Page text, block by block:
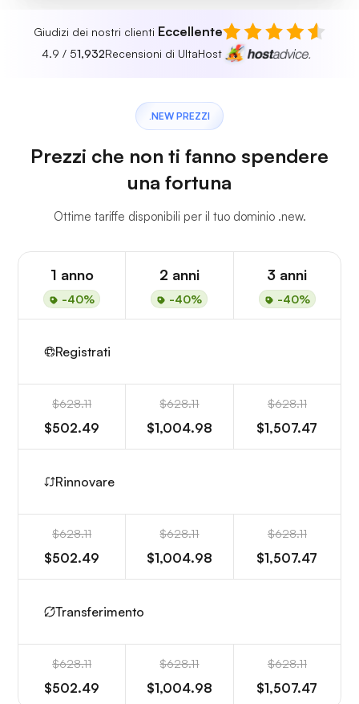
Giudizi dei nostri clienti Eccellente
4.9 / 51,932Recensioni di UltaHost
.NEW PREZZI
Prezzi che non ti fanno spendere
una fortuna
Ottime tariffe disponibili per il tuo dominio .new.
1 anno
-40%
2 anni
-40%
3 anni
-40%
Registrati
$628.11
$502.49
$628.11
$1,004.98
$628.11
$1,507.47
Rinnovare
$628.11
$502.49
$628.11
$1,004.98
$628.11
$1,507.47
Transferimento
$628.11
$502.49
$628.11
$1,004.98
$628.11
$1,507.47